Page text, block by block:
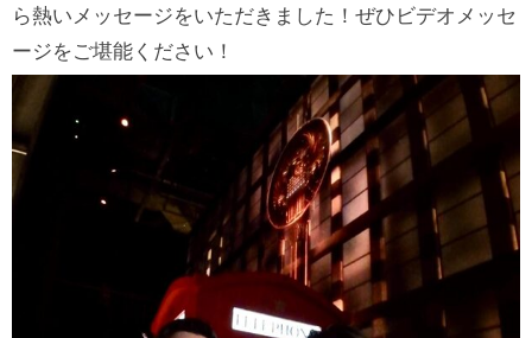
ら熱いメッセージをいただきました！ぜひビデオメッセ
ージをご堪能ください！